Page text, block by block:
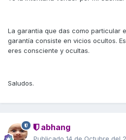
La garantia que das como particular
garantía consiste en vicios ocultos.
eres consciente y ocultas.
Saludos.
abhang
Publicado 14 de Octubre del